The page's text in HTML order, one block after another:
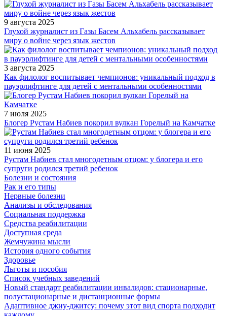
9 августа 2025
Глухой журналист из Газы Басем Альхабель рассказывает
миру о войне через язык жестов
3 августа 2025
Как филолог воспитывает чемпионов: уникальный подход в
пауэрлифтинге для детей с ментальными особенностями
7 июля 2025
Блогер Рустам Набиев покорил вулкан Горелый на Камчатке
11 июня 2025
Рустам Набиев стал многодетным отцом: у блогера и его
супруги родился третий ребенок
Болезни и состояния
Рак и его типы
Нервные болезни
Анализы и обследования
Социальная поддержка
Средства реабилитации
Доступная среда
Жемчужина мысли
История одного события
Здоровье
Льготы и пособия
Список учебных заведений
Новый стандарт реабилитации инвалидов: стационарные,
полустационарные и дистанционные формы
Адаптивное джиу-джитсу: почему этот вид спорта подходит